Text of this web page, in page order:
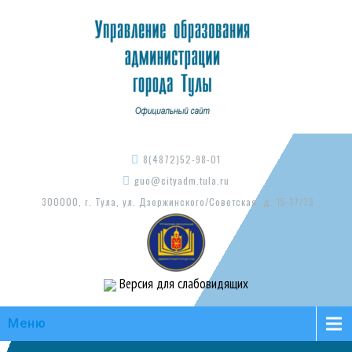
8(4872)52-98-01
guo@cityadm.tula.ru
300000, г. Тула, ул. Дзержинского/Советская, д. 15-17/73
Версия для слабовидящих
Меню